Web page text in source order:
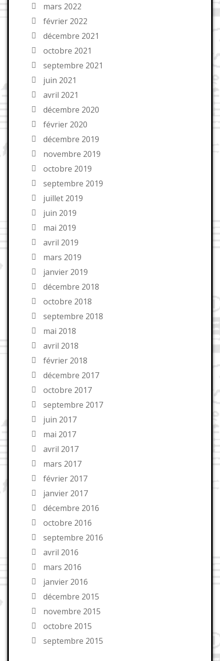
mars 2022
février 2022
décembre 2021
octobre 2021
septembre 2021
juin 2021
avril 2021
décembre 2020
février 2020
décembre 2019
novembre 2019
octobre 2019
septembre 2019
juillet 2019
juin 2019
mai 2019
avril 2019
mars 2019
janvier 2019
décembre 2018
octobre 2018
septembre 2018
mai 2018
avril 2018
février 2018
décembre 2017
octobre 2017
septembre 2017
juin 2017
mai 2017
avril 2017
mars 2017
février 2017
janvier 2017
décembre 2016
octobre 2016
septembre 2016
avril 2016
mars 2016
janvier 2016
décembre 2015
novembre 2015
octobre 2015
septembre 2015